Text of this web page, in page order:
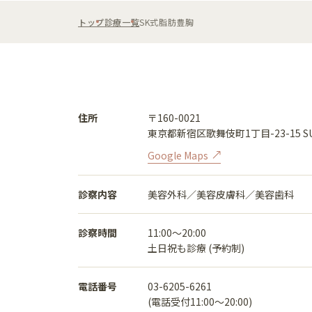
トップ診療一覧SK式脂肪豊胸
住所
〒160-0021
東京都新宿区歌舞伎町1丁目-23-15
Google Maps
診察内容 美容外科／美容皮膚科／美容歯科
診察時間
11:00〜20:00
土日祝も診療 (予約制)
電話番号
03-6205-6261
(電話受付11:00〜20:00)